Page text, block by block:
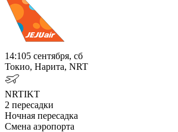
14:105 сентября, сб
Токио, Нарита, NRT
NRTIKT
2 пересадки
Ночная пересадка
Смена аэропорта